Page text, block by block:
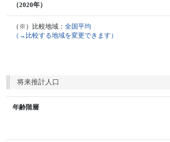
（2020年）
（※）比較地域：全国平均
（→比較する地域を変更できます）
将来推計人口
年齢階層